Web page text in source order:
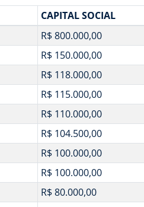
CAPITAL SOCIAL
R$ 800.000,00
R$ 150.000,00
R$ 118.000,00
R$ 115.000,00
R$ 110.000,00
R$ 104.500,00
R$ 100.000,00
R$ 100.000,00
R$ 80.000,00